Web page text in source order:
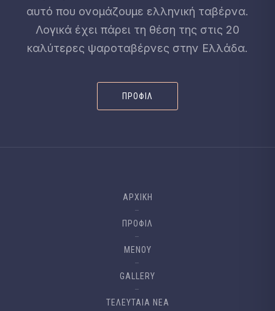
αυτό που ονομάζουμε ελληνική ταβέρνα.
Λογικά έχει πάρει τη θέση της στις 20
καλύτερες ψαροταβέρνες στην Ελλάδα.
ΠΡΟΦΊΛ
ΑΡΧΙΚΉ
ΠΡΟΦΊΛ
ΜΕΝΟΎ
GALLERY
ΤΕΛΕΥΤΑΙΑ ΝΈΑ